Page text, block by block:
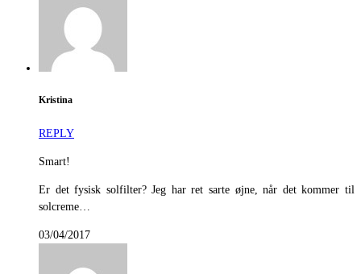
Kristina
REPLY
Smart!
Er det fysisk solfilter? Jeg har ret sarte øjne, når det kommer til
solcreme…
03/04/2017